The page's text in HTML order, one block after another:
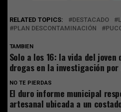
RELATED TOPICS: DESTACADO
PLAN DESCONTAMINACIÓN
TAMBIEN
Solo a los 16: la vida del
drogas en la investigación
NO TE PIERDAS
El duro informe municipal
artesanal ubicada a un